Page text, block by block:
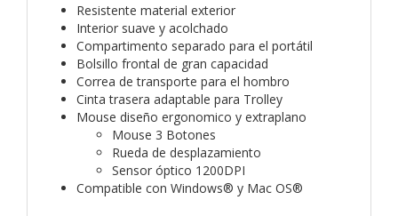
Resistente material exterior
Interior suave y acolchado
Compartimento separado para el portátil
Bolsillo frontal de gran capacidad
Correa de transporte para el hombro
Cinta trasera adaptable para Trolley
Mouse diseño ergonomico y extraplano
Mouse 3 Botones
Rueda de desplazamiento
Sensor óptico 1200DPI
Compatible con Windows® y Mac OS®